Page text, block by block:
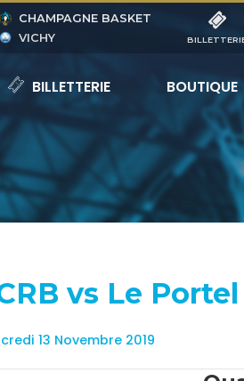
CHAMPAGNE BASKET
VICHY
BILLETTERIE BOUTIQUE
vs Le Portel
13 Novembre 2019